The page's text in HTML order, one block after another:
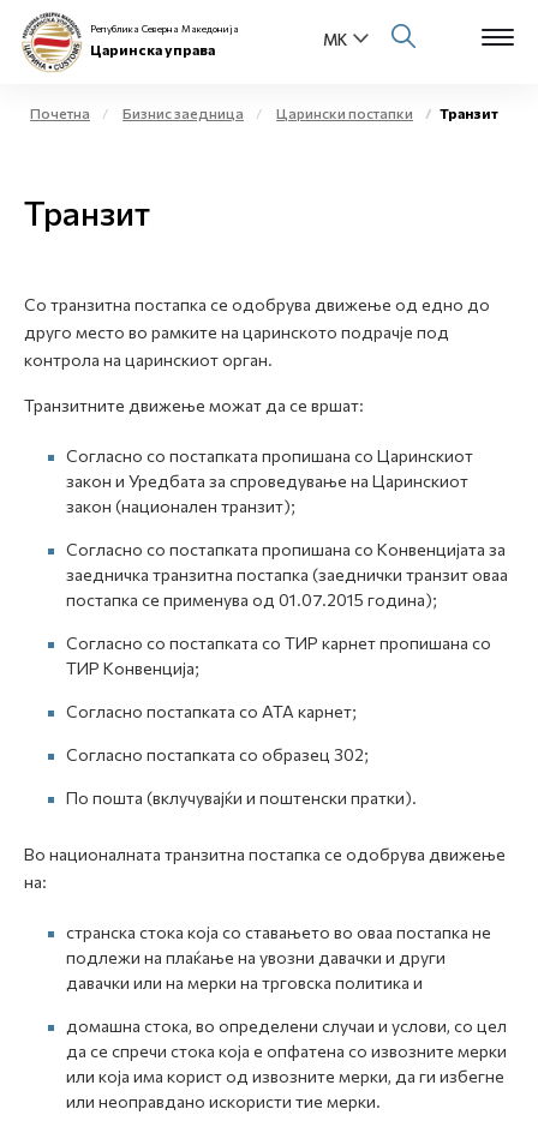
Физички лица
Бизнис заедница
Е-Царина
Медиа центар
Контакт
Република Северна Македонија
Царинска управа
Почетна Бизнис заедница Царински постапки Транзит
Транзит
Со транзитна постапка се одобрува движење од едно до
друго место во рамките на царинското подрачје под
контрола на царинскиот орган.
Транзитните движење можат да се вршат:
Согласно со постапката пропишана со Царинскиот
закон и Уредбата за спроведување на Царинскиот
закон (национален транзит);
Согласно со постапката пропишана со Конвенцијата за
заедничка транзитна постапка (заеднички транзит оваа
постапка се применува од 01.07.2015 година);
Согласно со постапката со ТИР карнет пропишана со
ТИР Конвенција;
Согласно постапката со АТА карнет;
Согласно постапката со образец 302;
По пошта (вклучувајќи и поштенски пратки).
Во националната транзитна постапка се одобрува движење
на:
странска стока која со ставањето во оваа постапка не
подлежи на плаќање на увозни давачки и други
давачки или на мерки на трговска политика и
домашна стока, во определени случаи и услови, со цел
да се спречи стока која е опфатена со извозните мерки
или која има корист од извозните мерки, да ги избегне
или неоправдано искористи тие мерки.